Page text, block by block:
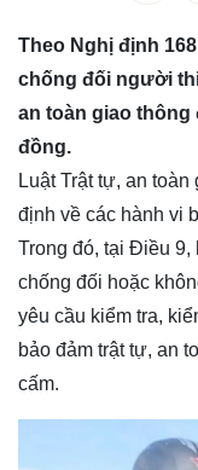
Theo Nghị định
chống đối người
an toàn giao thông
đồng.
Luật Trật tự, an
định về các hành vi
Trong đó, tại Điều 9,
chống đối hoặc
yêu cầu kiểm tra,
bảo đảm trật tự, an
cấm.